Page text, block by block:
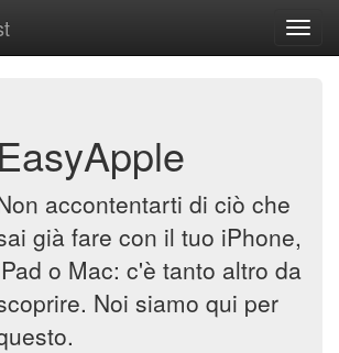
EasyApple
accontentarti di ciò che
già fare con il tuo iPhone,
o Mac: c'è tanto altro da
Noi siamo qui per